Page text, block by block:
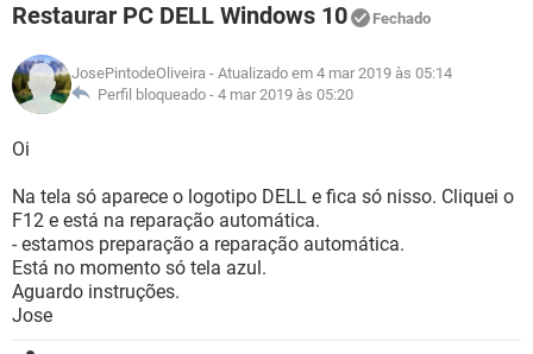
INSTAGRAM GMAIL
GUIA DE COMPRAS
INSTAGRAM GMAIL
GUIA DE COMPRAS
JOGOS WHATSAPP
CELULAR
OUTLOOK EXCEL
INSTAGRAM
JOGOS WHATSAPP
CELULAR
OUTLOOK
INSTAGRAM GMAIL
GUIA DE COMPRAS
GLOSSÁRIO
JOGOS
OUTLOOK EXCEL
INSTAGRAM
GUIA DE COMPRAS
Restaurar PC DELL Windows 10 Fechado
JosePintodeOliveira - Atualizado em 4 mar 2019 às 05:14
Perfil bloqueado - 4 mar 2019 às 05:20
Oi
Na tela só aparece o logotipo DELL e fica só nisso. Cliquei o
F12 e está na reparação automática.
- estamos preparação a reparação automática.
Está no momento só tela azul.
Aguardo instruções.
Jose